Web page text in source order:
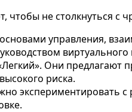
чтобы не столкнуться с
управления,
виртуального
Они предлагают
риска.
экспериментировать